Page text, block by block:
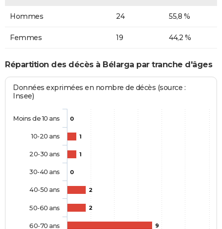
Hommes 24 55,8 %
Femmes 19 44,2 %
Répartition des décès à Bélarga par tranche d'âges
Données exprimées en nombre de décès (source :
Insee)
0
1
1
0
2
2
9
Moins de 10 ans
10-20 ans
20-30 ans
30-40 ans
40-50 ans
50-60 ans
60-70 ans